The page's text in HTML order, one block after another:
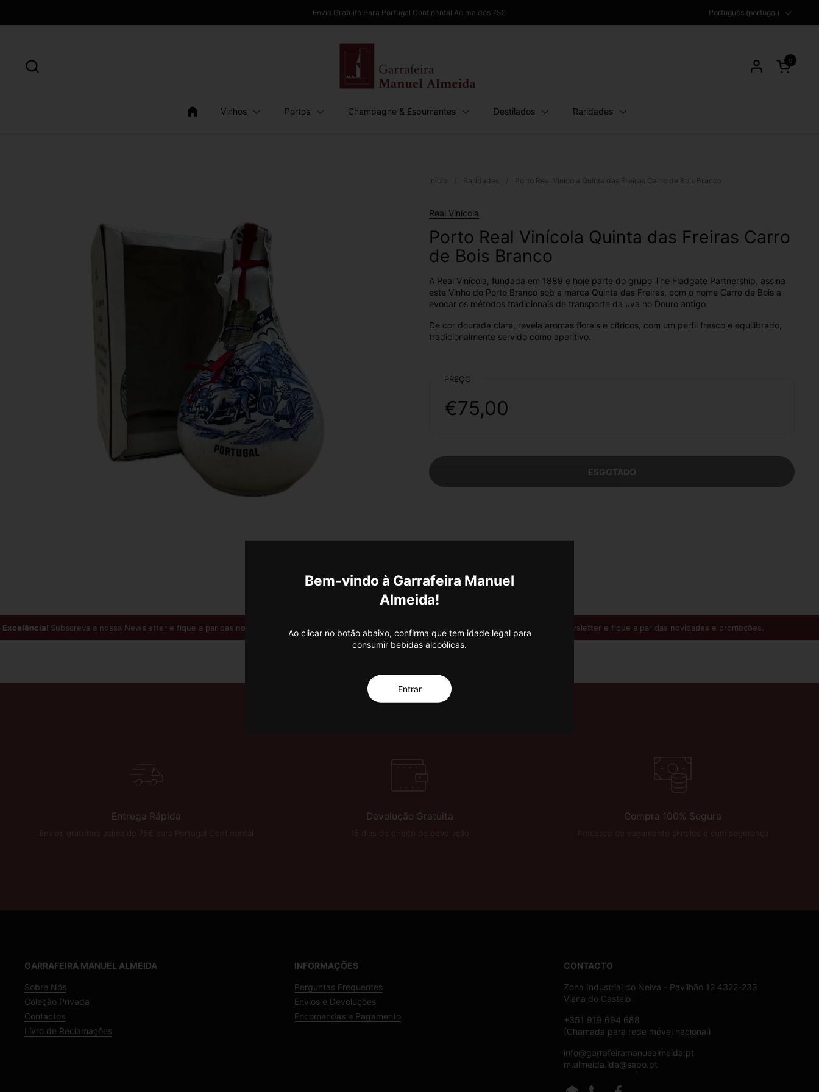
Envio Gratuito Para Portugal Continental Acima dos 75€ Idioma
Português (portugal)
Abrir
0
Vinhos Portos Champagne & Espumantes Destilados Raridades
Início / Raridades / Porto Real Vinícola Quinta das Freiras Carro de Bois Branco
Real Vinícola
Porto Real Vinícola Quinta das Freiras Carro
de Bois Branco
A Real Vinícola, fundada em 1889 e hoje parte do grupo The Fladgate Partnership, assina
este Vinho do Porto Branco sob a marca Quinta das Freiras, com o nome Carro de Bois a
evocar os métodos tradicionais de transporte da uva no Douro antigo.
De cor dourada clara, revela aromas florais e cítricos, com um perfil fresco e equilibrado,
tradicionalmente servido como aperitivo.
PREÇO
€75,00
ESGOTADO
Subscreva a nossa Newsletter e fique a par das novidades e promoções. 30 Anos de Excelência! Subscreva a nossa Newsletter e fique a par das novidades e promoções.
Entrega Rápida Devolução Gratuita Compra 100% Segura
GARRAFEIRA MANUEL ALMEIDA
Sobre Nós
Coleção Privada
Contactos
Livro de Reclamações
INFORMAÇÕES
Perguntas Frequentes
Envios e Devoluções
Encomendas e Pagamento
CONTACTO
Zona Industrial do Neiva - Pavilhão 12 4322-233
Viana do Castelo
+351 919 694 688
(Chamada para rede móvel nacional)
info@garrafeiramanuealmeida.pt
m.almeida.lda@sapo.pt
Bem-vindo à Garrafeira Manuel
Almeida!
Ao clicar no botão abaixo, confirma que tem idade legal para
consumir bebidas alcoólicas.
Entrar